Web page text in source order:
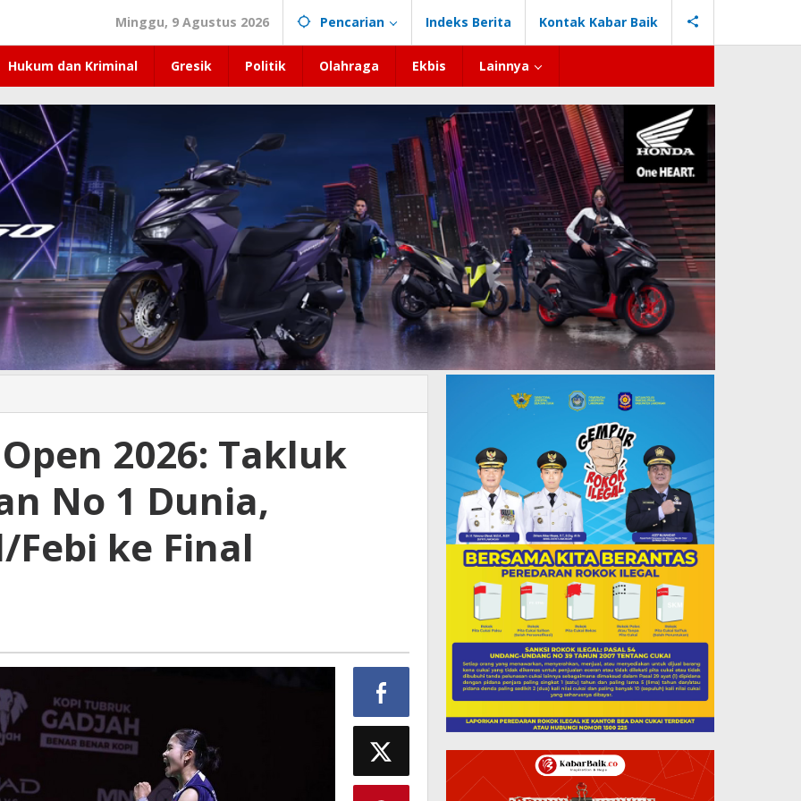
Minggu, 9 Agustus 2026 Pencarian Indeks Berita Kontak Kabar Baik
Hukum dan Kriminal Gresik Politik Olahraga Ekbis Lainnya
2026: Takluk
No 1 Dunia,
Febi ke Final